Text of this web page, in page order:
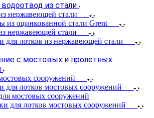
из стали
нержавеющей стали
из оцинкованной стали Grent
нержавеющей стали
для лотков из нержавеющей стали
с мостовых и пролетных
сооружений
для лотков мостовых сооружений
мостовых сооружений
для лотков мостовых сооружений